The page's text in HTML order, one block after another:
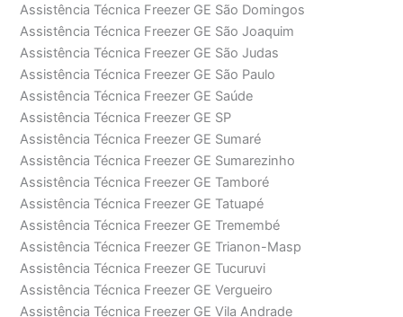
Assistência Técnica Freezer GE São Domingos
Assistência Técnica Freezer GE São Joaquim
Assistência Técnica Freezer GE São Judas
Assistência Técnica Freezer GE São Paulo
Assistência Técnica Freezer GE Saúde
Assistência Técnica Freezer GE SP
Assistência Técnica Freezer GE Sumaré
Assistência Técnica Freezer GE Sumarezinho
Assistência Técnica Freezer GE Tamboré
Assistência Técnica Freezer GE Tatuapé
Assistência Técnica Freezer GE Tremembé
Assistência Técnica Freezer GE Trianon-Masp
Assistência Técnica Freezer GE Tucuruvi
Assistência Técnica Freezer GE Vergueiro
Assistência Técnica Freezer GE Vila Andrade